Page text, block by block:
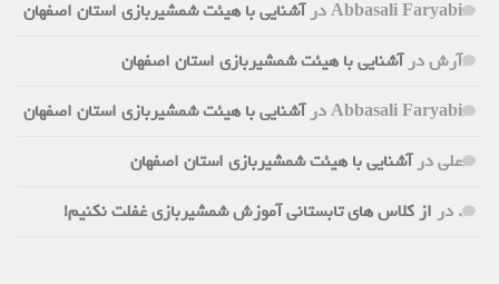
Abbasali Faryabiدرآشنایی با هیئت شمشیربازی استان اصفهان
آرشدرآشنایی با هیئت شمشیربازی استان اصفهان
Abbasali Faryabiدرآشنایی با هیئت شمشیربازی استان اصفهان
علیدرآشنایی با هیئت شمشیربازی استان اصفهان
.دراز کلاس های تابستانی آموزش شمشیربازی غفلت نکنیم!